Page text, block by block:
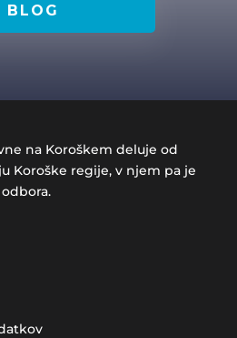
BLOG
na Koroškem deluje od
Koroške regije, v njem pa je